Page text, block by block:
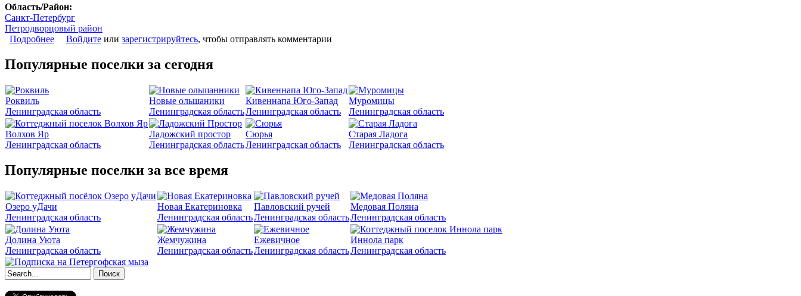
Область/Район:
Санкт-Петербург
Петродворцовый район
Подробнее о Малоэтажный жилой комплекс «Петергофская мыза»
Войдите или зарегистрируйтесь, чтобы отправлять комментарии
Популярные поселки за сегодня
Роквиль
Ленинградская область
Новые ольшаники
Ленинградская область
Кивеннапа Юго-Запад
Ленинградская область
Муромицы
Ленинградская область
Волхов Яр
Ленинградская область
Ладожский простор
Ленинградская область
Сюрья
Ленинградская область
Старая Ладога
Ленинградская область
Популярные поселки за все время
Озеро уДачи
Ленинградская область
Новая Екатериновка
Ленинградская область
Павловский ручей
Ленинградская область
Медовая Поляна
Ленинградская область
Долина Уюта
Ленинградская область
Жемчужина
Ленинградская область
Ежевичное
Ленинградская область
Иннола парк
Ленинградская область
Форма поиска